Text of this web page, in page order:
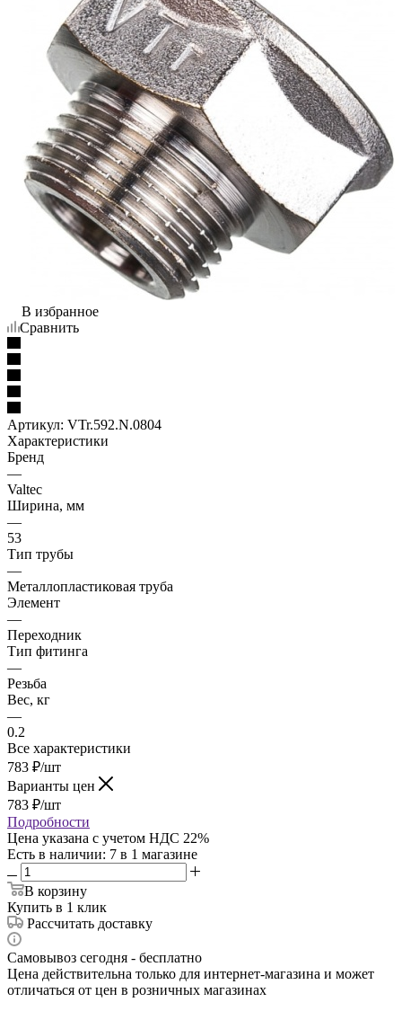
В избранное
Сравнить
Артикул: VTr.592.N.0804
Характеристики
Бренд
—
Valtec
Ширина, мм
—
53
Тип трубы
—
Металлопластиковая труба
Элемент
—
Переходник
Тип фитинга
—
Резьба
Вес, кг
—
0.2
Все характеристики
783 ₽/шт
Варианты цен
783 ₽/шт
Подробности
Цена указана с учетом НДС 22%
Есть в наличии: 7 в 1 магазине
В корзину
Купить в 1 клик
Рассчитать доставку
Самовывоз сегодня - бесплатно
Цена действительна только для интернет-магазина и может
отличаться от цен в розничных магазинах